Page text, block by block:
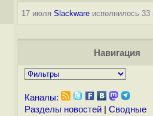
17 июля Slackwareисполнилось 33
Навигация
Каналы:
Разделы новостей| Сводные